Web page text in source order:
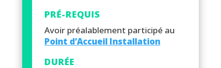
PRÉ-REQUIS
Avoir préalablement participé au
Point d’Accueil Installation
DURÉE